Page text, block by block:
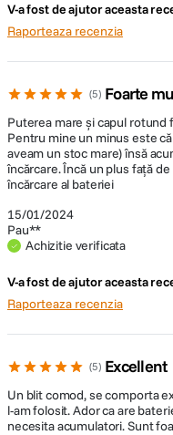
V-a fost de ajutor aceasta
Raporteaza recenzia
5 Foarte
15/01/2024
Pau**
Achizitie verificata
Puterea mare și capul rotund
Pentru mine un minus este
aveam un stoc mare) însă
încărcare. Încă un plus față
încărcare al bateriei
V-a fost de ajutor aceasta
Raporteaza recenzia
5 Excellent
Un blit comod, se comporta
l-am folosit. Ador ca are
necesita acumulatori. Sunt